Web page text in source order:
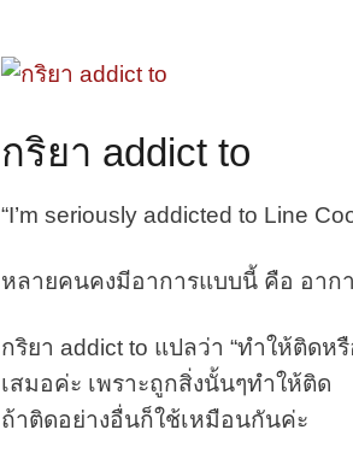
กริยา addict to
“I’m seriously addicted to Line
หลายคนคงมีอาการแบบนี้ คือ อาก
กริยา addict to แปลว่า “ทำให้ติดห
เสมอค่ะ เพราะถูกสิ่งนั้นๆทำให้ติด
ถ้าติดอย่างอื่นก็ใช้เหมือนกันค่ะ